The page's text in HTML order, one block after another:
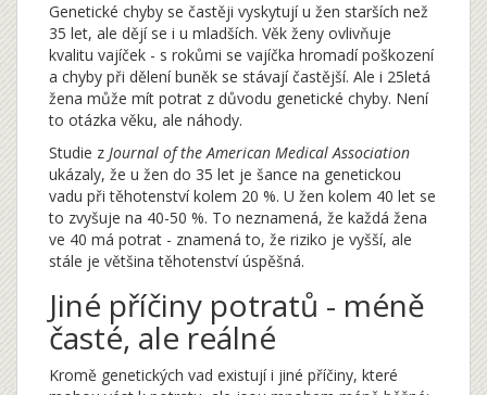
Genetické chyby se častěji vyskytují u žen starších než
35 let, ale dějí se i u mladších. Věk ženy ovlivňuje
kvalitu vajíček - s rokůmi se vajíčka hromadí poškození
a chyby při dělení buněk se stávají častější. Ale i 25letá
žena může mít potrat z důvodu genetické chyby. Není
to otázka věku, ale náhody.
Studie z Journal of the American Medical Association
ukázaly, že u žen do 35 let je šance na genetickou
vadu při těhotenství kolem 20 %. U žen kolem 40 let se
to zvyšuje na 40-50 %. To neznamená, že každá žena
ve 40 má potrat - znamená to, že riziko je vyšší, ale
stále je většina těhotenství úspěšná.
Jiné příčiny potratů - méně
časté, ale reálné
Kromě genetických vad existují i jiné příčiny, které